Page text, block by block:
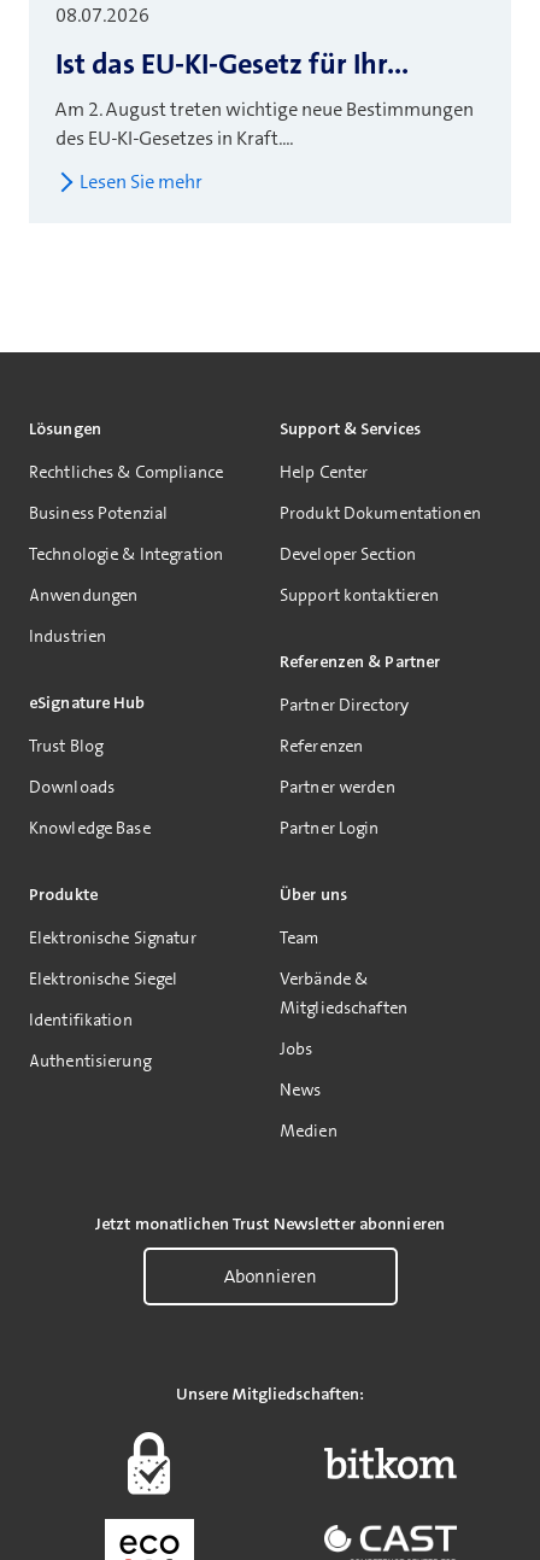
08.07.2026
Ist das EU-KI-Gesetz für Ihr...
Am 2. August treten wichtige neue Bestimmungen
des EU-KI-Gesetzes in Kraft....
Lesen Sie mehr
Lösungen
Rechtliches & Compliance
Business Potenzial
Technologie & Integration
Anwendungen
Industrien
eSignature Hub
Trust Blog
Downloads
Knowledge Base
Produkte
Elektronische Signatur
Elektronische Siegel
Identifikation
Authentisierung
Support & Services
Help Center
Produkt Dokumentationen
Developer Section
Support kontaktieren
Referenzen & Partner
Partner Directory
Referenzen
Partner werden
Partner Login
Über uns
Team
Verbände &
Mitgliedschaften
Jobs
News
Medien
Jetzt monatlichen Trust Newsletter abonnieren
Abonnieren
Unsere Mitgliedschaften: